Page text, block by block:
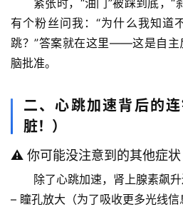
有个粉丝问我：“为什么我知道
跳？”答案就在这里——这是自主
脑批准。
二、心跳加速背后的
脏！）
⚠️ 你可能没注意到的其他症状
除了心跳加速，肾上腺素飙升
– 瞳孔放大 （为了吸收更多光线信